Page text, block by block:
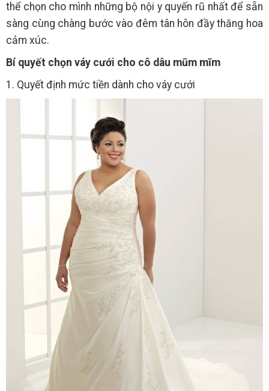
thể chọn cho mình những bộ nội y quyến rũ nhất để sẵn
sàng cùng chàng bước vào đêm tân hôn đầy thăng hoa
cảm xúc.
Bí quyết chọn váy cưới cho cô dâu mũm mĩm
1. Quyết định mức tiền dành cho váy cưới